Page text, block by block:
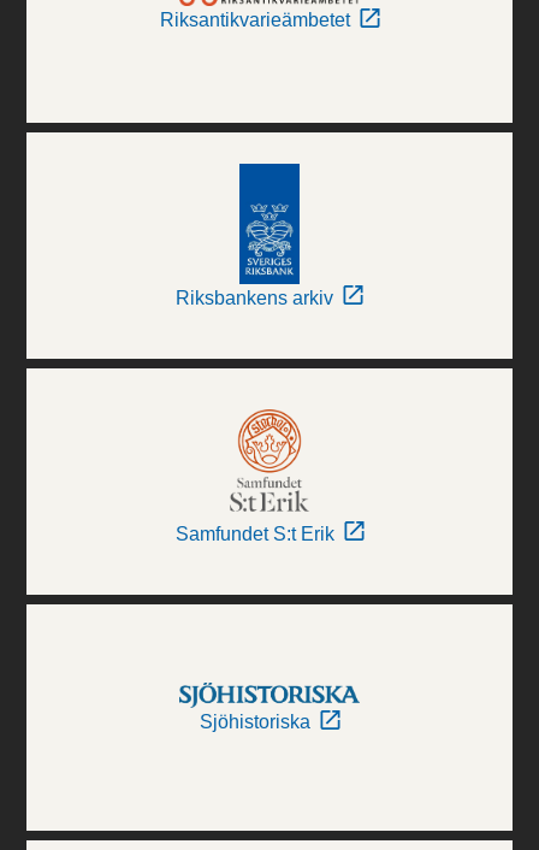
Riksantikvarieämbetet
Riksbankens arkiv
Samfundet S:t Erik
Sjöhistoriska